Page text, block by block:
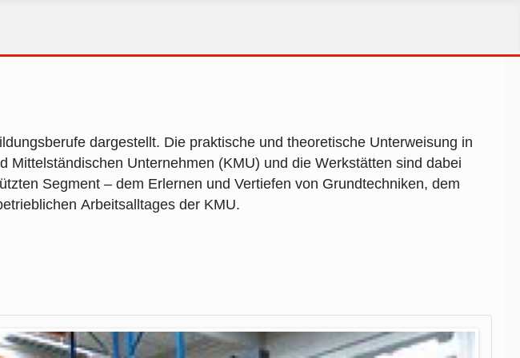
dargestellt. Die praktische und theoretische Unterweisung in
Unternehmen (KMU) und die Werkstätten sind dabei
Segment – dem Erlernen und Vertiefen von Grundtechniken, dem
Arbeitsalltages der KMU.